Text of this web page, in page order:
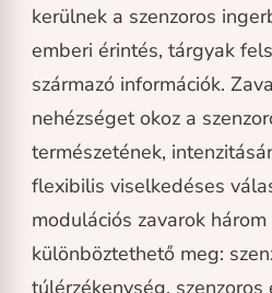
kerülnek a szenzoros
emberi érintés, tárgyak
származó információk.
nehézséget okoz a
természetének,
flexibilis viselkedéses
modulációs zavarok
különböztethető meg: